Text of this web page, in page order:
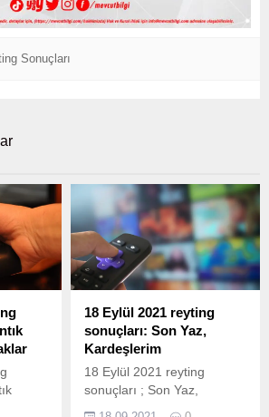
Sonuçları
18 Eylül 2021 reyting
sonuçları: Son Yaz,
Kardeşlerim
18 Eylül 2021 reyting
sonuçları ; Son Yaz,